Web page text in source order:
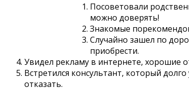
Посоветовали
можно доверять!
Знакомые
Случайно зашел по
приобрести.
Увидел рекламу в интернете, хорошие
Встретился консультант, который
отказать.